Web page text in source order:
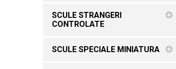
SCULE STRANGERI
CONTROLATE
SCULE SPECIALE MINIATURA